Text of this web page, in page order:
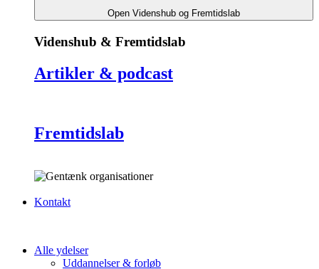
Open Videnshub og Fremtidslab
Videnshub & Fremtidslab
Artikler & podcast
Fremtidslab
Kontakt
Alle ydelser
Uddannelser & forløb